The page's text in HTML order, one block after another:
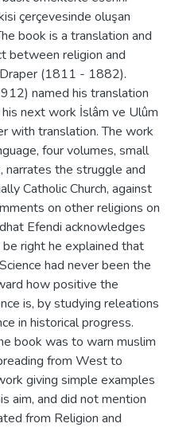
çerçevesinde oluşan
book is a translation and
between religion and
(1811 - 1882).
named his translation
his next work İslâm ve Ulûm
with translation. The work
four volumes, small
narrates the struggle and
Catholic Church, against
on other religions on
Efendi acknowledges
right he explained that
had never been the
how positive the
is, by studying releations
in historical progress.
book was to warn muslim
from West to
giving simple examples
aim, and did not mention
from Religion and